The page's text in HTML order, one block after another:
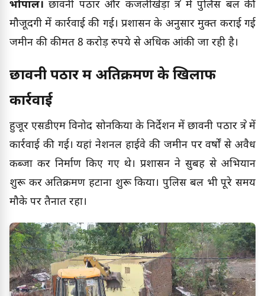
भोपाल। छावनी पठार और कजलीखेड़ा क्षेत्र में पुलिस बल की
मौजूदगी में कार्रवाई की गई। प्रशासन के अनुसार मुक्त कराई गई
जमीन की कीमत 8 करोड़ रुपये से अधिक आंकी जा रही है।
छावनी पठार में अतिक्रमण के खिलाफ
कार्रवाई
हुजूर एसडीएम विनोद सोनकिया के निर्देशन में छावनी पठार क्षेत्र में
कार्रवाई की गई। यहां नेशनल हाईवे की जमीन पर वर्षों से अवैध
कब्जा कर निर्माण किए गए थे। प्रशासन ने सुबह से अभियान
शुरू कर अतिक्रमण हटाना शुरू किया। पुलिस बल भी पूरे समय
मौके पर तैनात रहा।